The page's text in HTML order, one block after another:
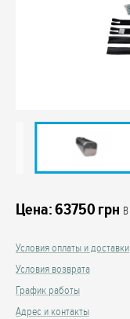
Цена:63750 грн
Условия оплаты и доставки
Условия возврата
График работы
Адрес и контакты